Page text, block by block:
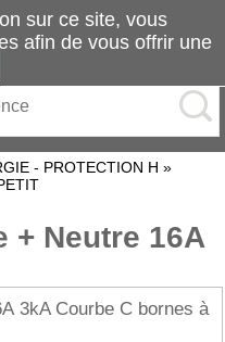
- PROTECTION H »
+ Neutre 16A
3kA Courbe C bornes à
sur ce site, vous
afin de vous offrir une